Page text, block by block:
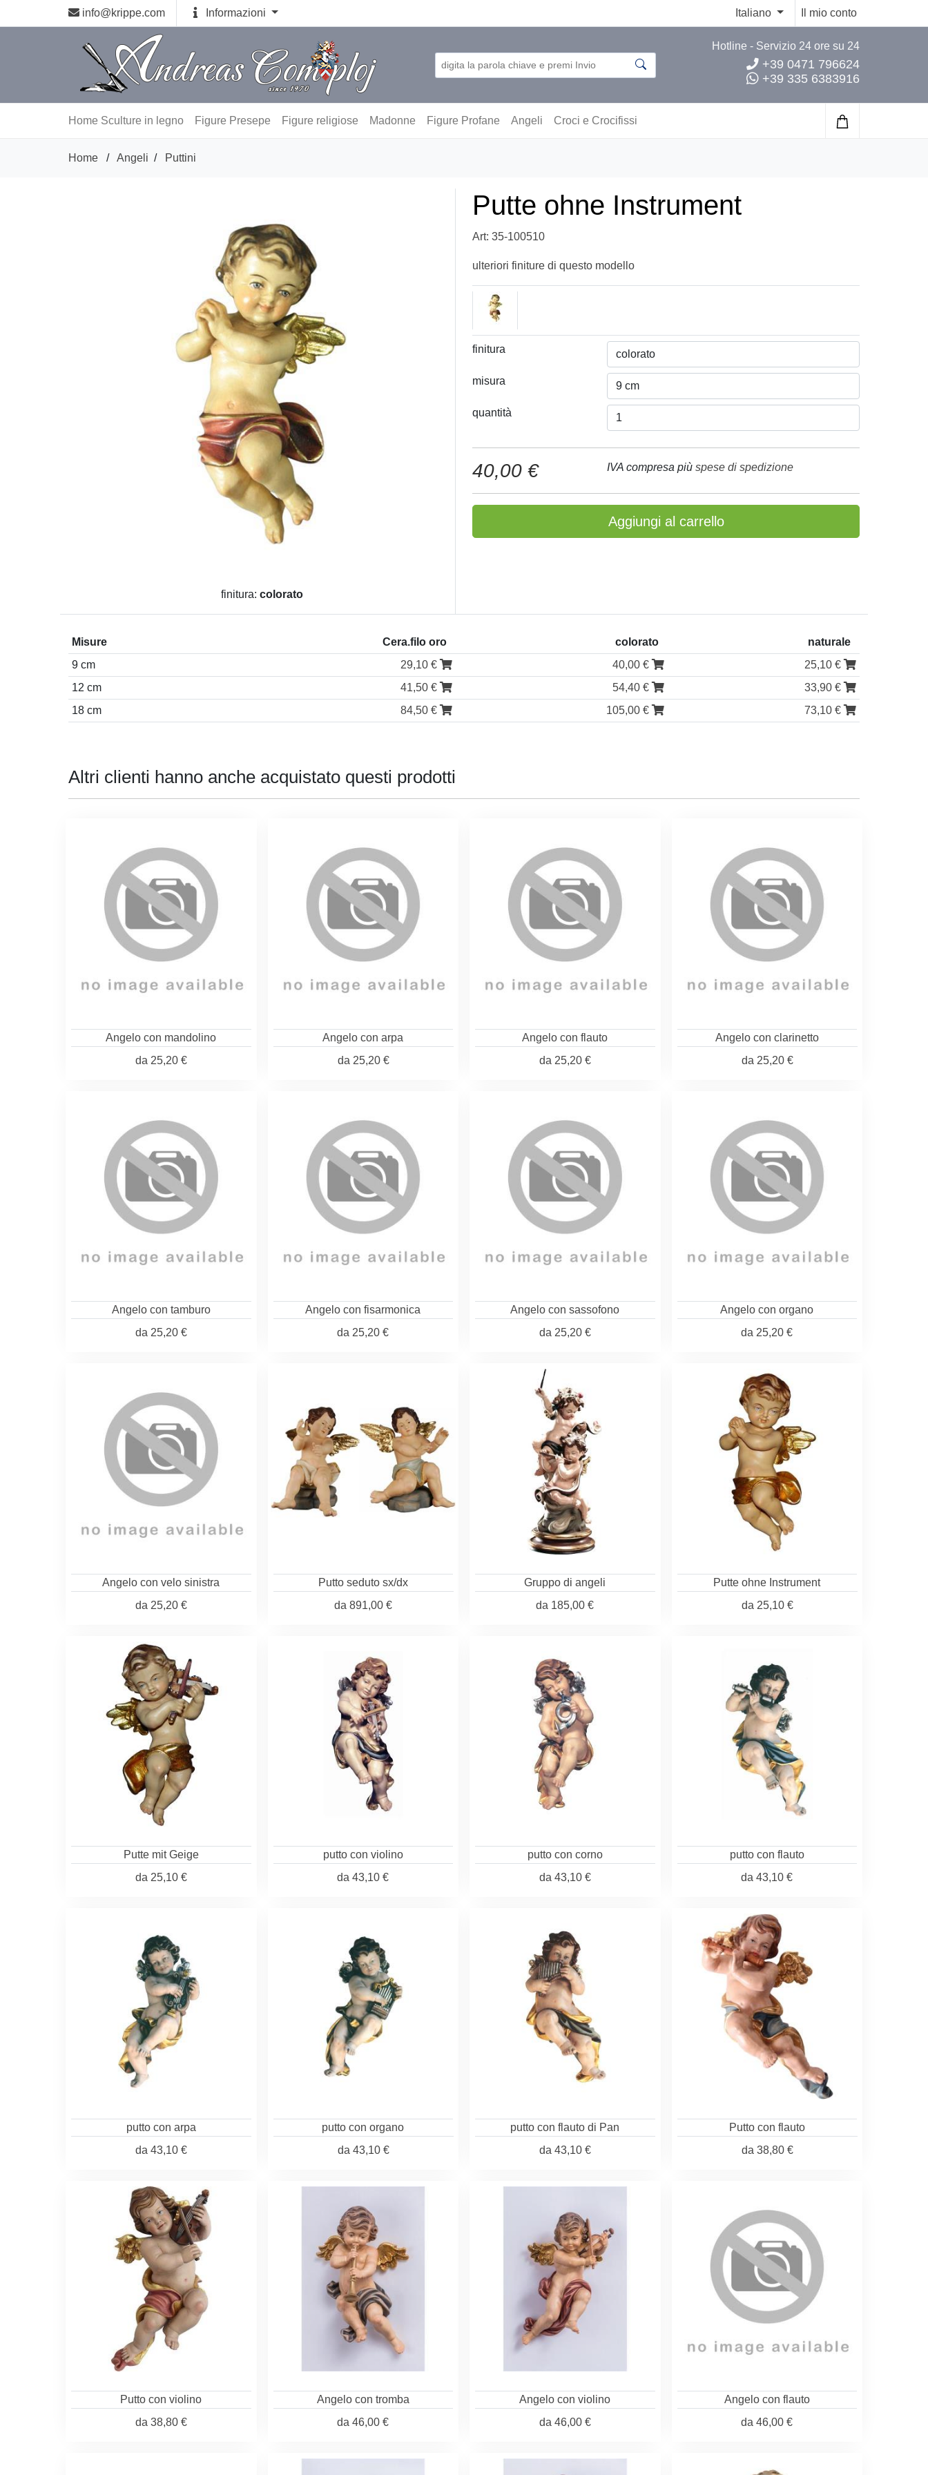
info@krippe.com Informazioni Italiano Il mio conto
Hotline - Servizio 24 ore su 24
+39 0471 796624
+39 335 6383916
Home Sculture in legno Figure Presepe Figure religiose Madonne Figure Profane Angeli Croci e Crocifissi
Home / Angeli / Puttini
finitura: colorato
Putte ohne Instrument
Art: 35-100510
ulteriori finiture di questo modello
finitura
misura
quantità
40,00 € IVA compresa più spese di spedizione
Aggiungi al carrello
Misure Cera.filo oro colorato
naturale
9 cm
29,10 € 40,00 €
25,10 €
12 cm
41,50 € 54,40 €
33,90 €
18 cm
84,50 € 105,00 € 73,10 €
Altri clienti hanno anche acquistato questi prodotti
Angelo con mandolino
da 25,20 €
Angelo con arpa
da 25,20 €
Angelo con flauto
da 25,20 €
Angelo con clarinetto
da 25,20 €
Angelo con tamburo
da 25,20 €
Angelo con fisarmonica
da 25,20 €
Angelo con sassofono
da 25,20 €
Angelo con organo
da 25,20 €
Angelo con velo sinistra
da 25,20 €
Putto seduto sx/dx
da 891,00 €
Gruppo di angeli
da 185,00 €
Putte ohne Instrument
da 25,10 €
Putte mit Geige
da 25,10 €
putto con violino
da 43,10 €
putto con corno
da 43,10 €
putto con flauto
da 43,10 €
putto con arpa
da 43,10 €
putto con organo
da 43,10 €
putto con flauto di Pan
da 43,10 €
Putto con flauto
da 38,80 €
Putto con violino
da 38,80 €
Angelo con tromba
da 46,00 €
Angelo con violino
da 46,00 €
Angelo con flauto
da 46,00 €